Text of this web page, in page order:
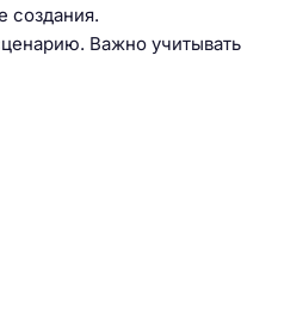
создания.
Важно учитывать